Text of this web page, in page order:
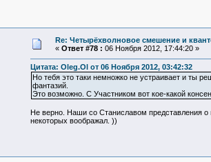
Re: Четырёхволновое смешение и
« Ответ #78 : 06 Ноября 2012, 17:44:20 »
Цитата: Oleg.Ol от 06 Ноября 2012, 03:42:32
Но тебя это таки немножко не устраивает и ты
фантазий.
Это возможно. С Участником вот кое-какой
Не верно. Наши со Станиславом представления
некоторых воображал. ))